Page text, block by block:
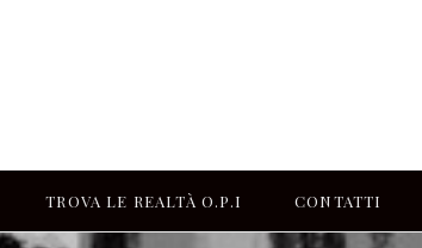
TROVA LE REALTÀ O.P.I CONTATTI